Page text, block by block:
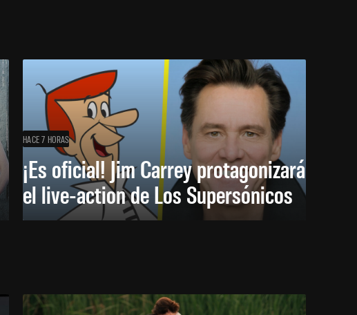
HACE 7 HORAS
¡Es oficial! Jim Carrey protagonizará
el live-action de Los Supersónicos